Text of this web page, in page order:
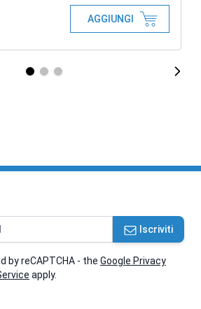
AGGIUNGI
Iscriviti
by reCAPTCHA - the Google Privacy
apply.